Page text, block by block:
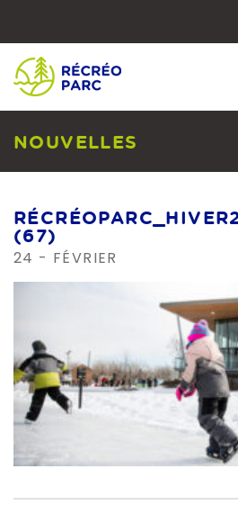
vers
bas
NOUVELLES
(67)
24 - FÉVRIER